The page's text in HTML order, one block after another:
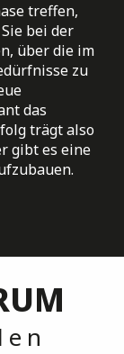
treffen,
bei der
über die im
zu
das
trägt also
gibt es eine